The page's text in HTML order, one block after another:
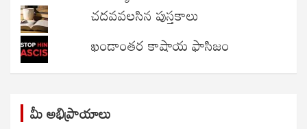
చదవవలసిన పుస్తకాలు
ఖండాంతర కాషాయ ఫాసిజం
మీ అభిప్రాయాలు